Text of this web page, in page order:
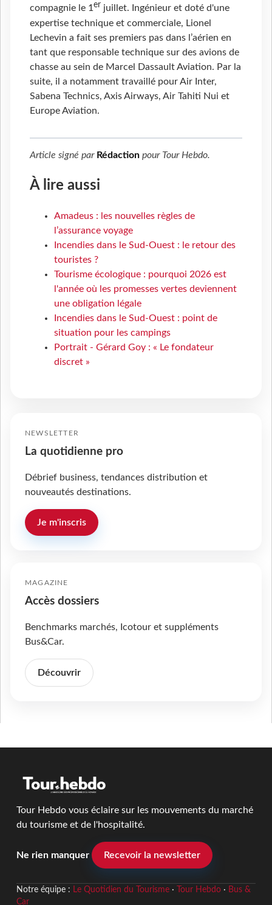
compagnie le 1er juillet. Ingénieur et doté d'une
expertise technique et commerciale, Lionel
Lechevin a fait ses premiers pas dans l’aérien en
tant que responsable technique sur des avions de
chasse au sein de Marcel Dassault Aviation. Par la
suite, il a notamment travaillé pour Air Inter,
Sabena Technics, Axis Airways, Air Tahiti Nui et
Europe Aviation.
Article signé par Rédaction pour Tour Hebdo.
À lire aussi
Amadeus : les nouvelles règles de
l’assurance voyage
Incendies dans le Sud-Ouest : le retour des
touristes ?
Tourisme écologique : pourquoi 2026 est
l'année où les promesses vertes deviennent
une obligation légale
Incendies dans le Sud-Ouest : point de
situation pour les campings
Portrait - Gérard Goy : « Le fondateur
discret »
NEWSLETTER
La quotidienne pro
Débrief business, tendances distribution et
nouveautés destinations.
Je m'inscris
MAGAZINE
Accès dossiers
Benchmarks marchés, Icotour et suppléments
Bus&Car.
Découvrir
Tour Hebdo vous éclaire sur les mouvements du marché
du tourisme et de l'hospitalité.
Ne rien manquer Recevoir la newsletter
Notre équipe : Le Quotidien du Tourisme· Tour Hebdo· Bus &
Car